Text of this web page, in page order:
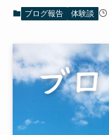
ブログ報告 体験談